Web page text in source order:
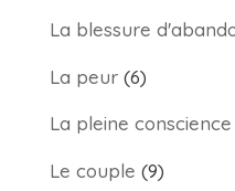
La blessure
La peur(6)
La pleine conscience
Le couple (9)